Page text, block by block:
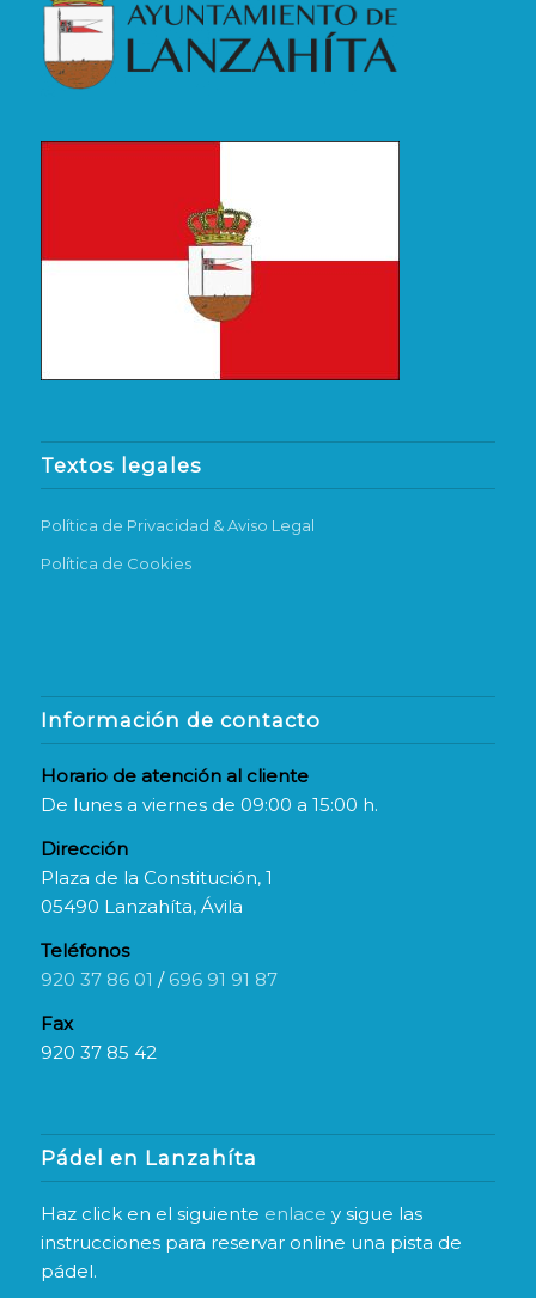
Textos legales
Política de Privacidad & Aviso Legal
Política de Cookies
Información de contacto
Horario de atención al cliente
De lunes a viernes de 09:00 a 15:00 h.
Dirección
Plaza de la Constitución, 1
05490 Lanzahíta, Ávila
Teléfonos
920 37 86 01 / 696 91 91 87
Fax
920 37 85 42
Pádel en Lanzahíta
Haz click en el siguiente enlace y sigue las
instrucciones para reservar online una pista de
pádel.